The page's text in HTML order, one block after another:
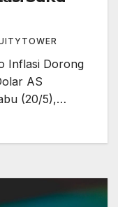
Inflasi Dorong
AS
(20/5),…